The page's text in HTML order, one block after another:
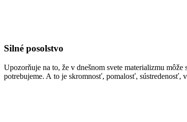
Silné posolstvo
Upozorňuje na to, že v dnešnom svete materializmu
potrebujeme. A to je skromnosť, pomalosť,